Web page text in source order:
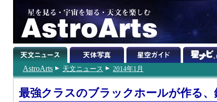
AstroArts 天文ニュース 2014年1月
最強クラスのブラックホールが作る